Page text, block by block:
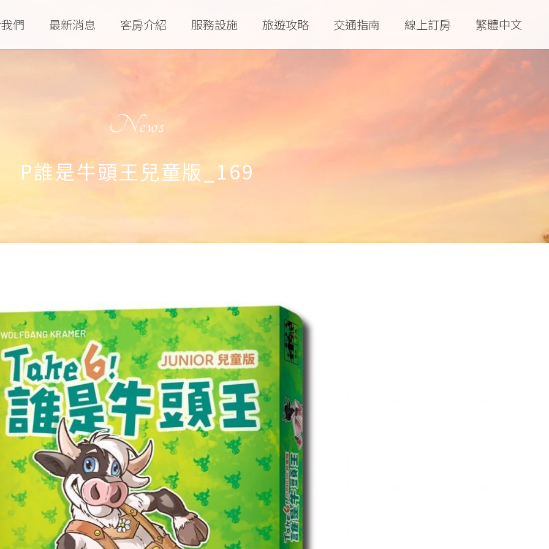
們 最新消息 客房介紹 服務設施 旅遊攻略 交通指南 線上訂房 繁體中文
News
P誰是牛頭王兒童版_169